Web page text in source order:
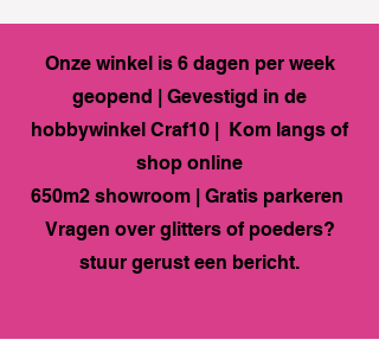
Onze winkel is 6 dagen per week
geopend | Gevestigd in de
hobbywinkel Craf10 | Kom langs of
shop online
650m2 showroom | Gratis parkeren
Vragen over glitters of poeders?
stuur gerust een bericht.